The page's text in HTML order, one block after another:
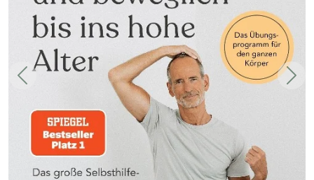
Zurück